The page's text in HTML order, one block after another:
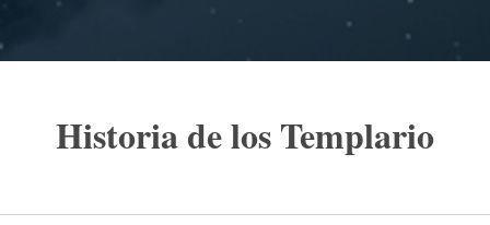
Historia de los Templario